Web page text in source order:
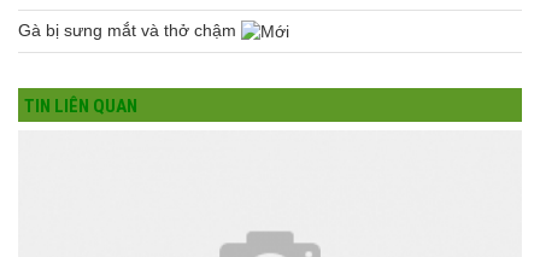
Gà bị sưng mắt và thở chậm
TIN LIÊN QUAN